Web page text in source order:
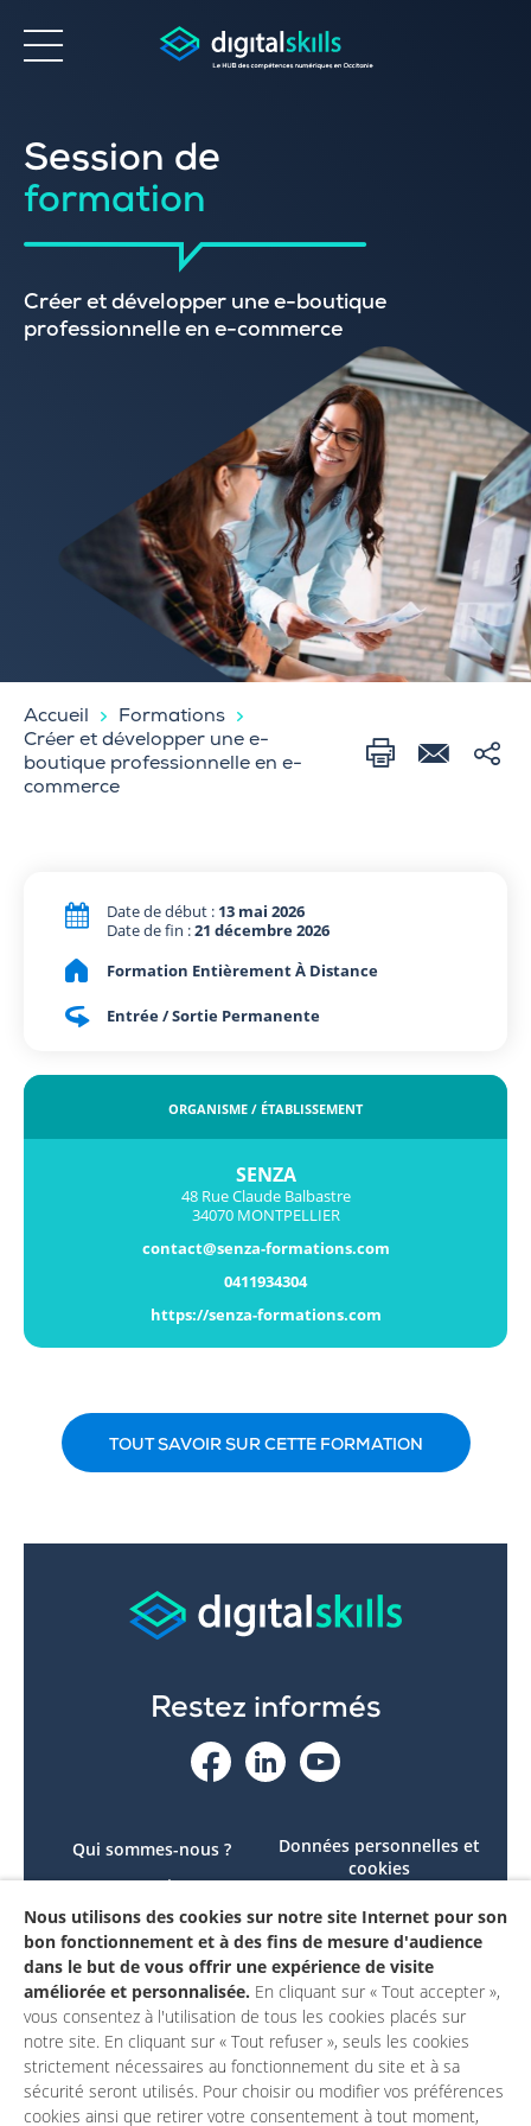
Accessibilité
Session de
formation
Créer et développer une e-boutique
professionnelle en e-commerce
Accueil
Formations
Créer et développer une e-
boutique professionnelle en e-
commerce
Date de début : 13 mai 2026
Date de fin :21 décembre 2026
Formation Entièrement À Distance
Entrée / Sortie Permanente
ORGANISME / ÉTABLISSEMENT
SENZA
48 Rue Claude Balbastre
34070 MONTPELLIER
contact@senza-formations.com
0411934304
https://senza-formations.com
TOUT SAVOIR SUR CETTE FORMATION
Restez informés
Qui sommes-nous ?
Le projet
Contactez-nous
Mon compte
Données personnelles et
cookies
conforme
Mentions légales
Nous utilisons des cookies sur notre site Internet pour son
bon fonctionnement et à des fins de mesure d'audience
dans le but de vous offrir une expérience de visite
améliorée et personnalisée. En cliquant sur « Tout accepter »,
vous consentez à l'utilisation de tous les cookies placés sur
notre site. En cliquant sur « Tout refuser », seuls les cookies
strictement nécessaires au fonctionnement du site et à sa
sécurité seront utilisés. Pour choisir ou modifier vos préférences
cookies ainsi que retirer votre consentement à tout moment,